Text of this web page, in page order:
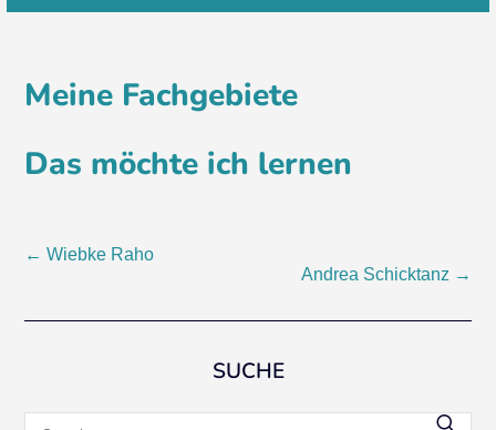
Meine Fachgebiete
Das möchte ich lernen
Post
← Wiebke Raho
Andrea Schicktanz →
SUCHE